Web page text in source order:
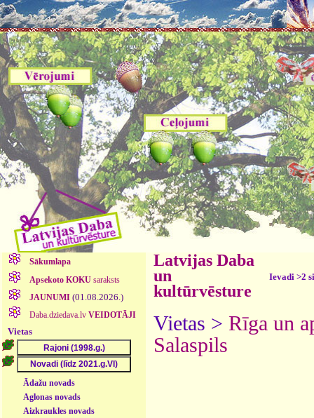
Sākumlapa
Apsekoto KOKUsaraksts
JAUNUMI (01.08.2026.)
Daba.dziedava.lv VEIDOTĀJI
Vietas
Ādažu novads
Aglonas novads
Aizkraukles novads
Latvijas Daba
un
kultūrvēsture
Ievadi >2
Vietas > Rīga un
Salaspils